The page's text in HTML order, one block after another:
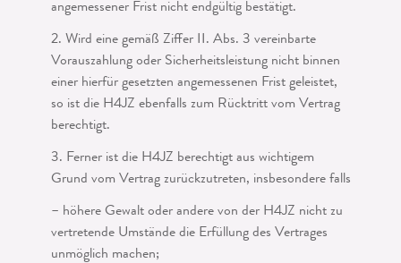
angemessener Frist nicht endgültig bestätigt.
2. Wird eine gemäß Ziffer II. Abs. 3 vereinbarte
Vorauszahlung oder Sicherheits­leistung nicht binnen
einer hierfür gesetzten angemessenen Frist geleistet,
so ist die H4JZ ebenfalls zum Rücktritt vom Vertrag
berechtigt.
3. Ferner ist die H4JZ berechtigt aus wichtigem
Grund vom Vertrag zurückzutreten, insbesondere falls
– höhere Gewalt oder andere von der H4JZ nicht zu
vertretende Umstände die Er­füllung des Vertrages
unmöglich machen;